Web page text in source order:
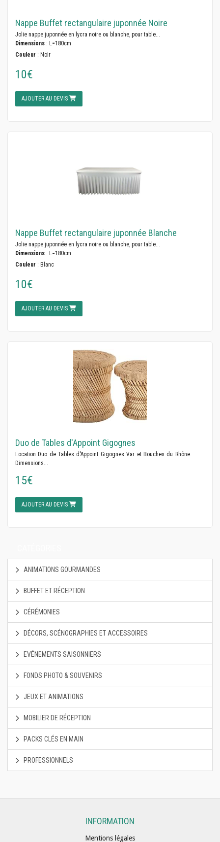
Nappe Buffet rectangulaire juponnée Noire
Jolie nappe juponnée en lycra noire ou blanche, pour table...
Dimensions : L=180cm
Couleur : Noir
10€
AJOUTER AU DEVIS
Nappe Buffet rectangulaire juponnée Blanche
Jolie nappe juponnée en lycra noire ou blanche, pour table...
Dimensions : L=180cm
Couleur : Blanc
10€
AJOUTER AU DEVIS
Duo de Tables d'Appoint Gigognes
Location Duo de Tables d'Appoint Gigognes Var et Bouches du Rhône.
Dimensions...
15€
AJOUTER AU DEVIS
ANIMATIONS GOURMANDES
BUFFET ET RÉCEPTION
CÉRÉMONIES
DÉCORS, SCÉNOGRAPHIES ET ACCESSOIRES
EVÉNEMENTS SAISONNIERS
FONDS PHOTO & SOUVENIRS
JEUX ET ANIMATIONS
MOBILIER DE RÉCEPTION
PACKS CLÉS EN MAIN
PROFESSIONNELS
INFORMATION
Mentions légales